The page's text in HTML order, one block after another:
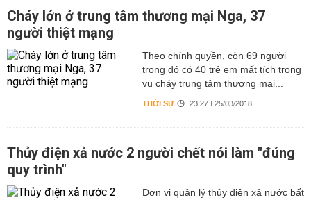
Cháy lớn ở trung tâm thương mại Nga, 37
người thiệt mạng
Theo chính quyền, còn 69 người
trong đó có 40 trẻ em mất tích trong
vụ cháy trung tâm thương mại...
THỜI SỰ 23:27 | 25/03/2018
Thủy điện xả nước 2 người chết nói làm "đúng
quy trình"
Đơn vị quản lý thủy điện xả nước bất